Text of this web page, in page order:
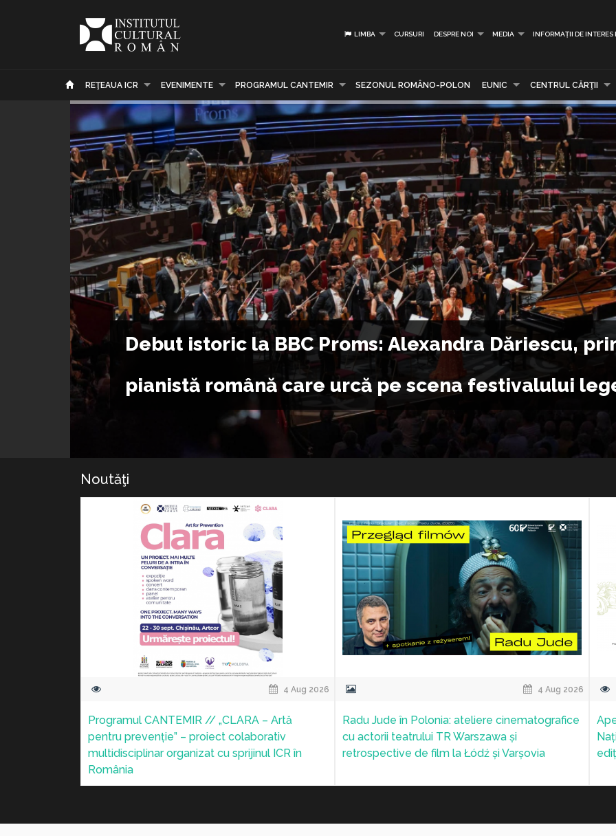
LIMBA CURSURI DESPRE NOI MEDIA INFORMAȚII DE INTERES
REŢEAUA ICR EVENIMENTE PROGRAMUL CANTEMIR SEZONUL ROMÂNO-POLON EUNIC CENTRUL CĂRŢII
Institutul Cultural Român, la jumătatea anului 2026:
cultura română, prezentă pe marile scene ale lumii
Noutăţi
28 Jul 2026
ICR susține participarea filmului „Kontinental
'25” la Festivalul „Films by Our Neighbours” din
Ucraina
28 Jul 2026
Expoziţia de artă contemporană „Stories in
layers” a artistei Mirela Trăistaru, la IRCCU
Veneția
la
de